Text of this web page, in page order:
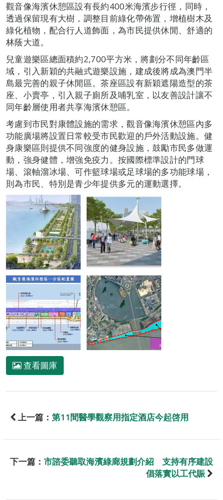
觀音像海濱休憩區設有長約400米海濱步行徑，同時，
透過保留現有大樹，調整目前綠化帶佈置，增植樹木及
綠化植物，配合行人道飾面，為市民提供休閒、舒適的
林蔭大道。
兒童遊樂區總面積約2,700平方米，將劃分不同年齡區
域，引入新穎的共融式遊樂設施，建成後將成為澳門半
島最完善的親子休閒區。茶座區設有新穎遮陽造型的茶
座、小賣亭，引入親子廁所及哺乳室，以友善設計讓不
同年齡層使用者共享海濱休憩區。
考慮到市民對康體設施的需求，觀音像海濱休憩區內多
功能廣場將設置日常較受市民歡迎的戶外活動設施。健
身康樂區則提供不同強度的健身設施，鼓勵市民多做運
動，強身健體，增強免疫力。按國際標準設計的門球
場、滾軸溜冰場、可作籃球場或足球場的多功能球場，
則為市民、特別是青少年提供多元的運動選擇。
查看圖庫
上一篇： 第11間醫學觀察用指定酒店今起啓用
下一篇： 市諮委聽取海濱綠廊規劃介紹 支持有序建設
倡落實以工代賑